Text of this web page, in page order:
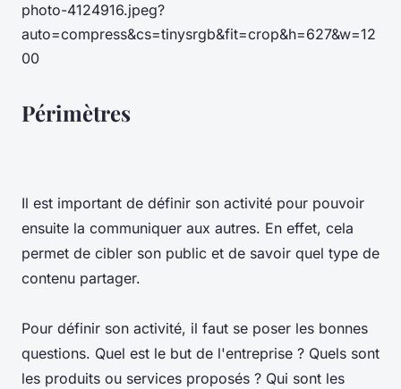
photo-4124916.jpeg?
auto=compress&cs=tinysrgb&fit=crop&h=627&w=12
00
Périmètres
Il est important de définir son activité pour pouvoir
ensuite la communiquer aux autres. En effet, cela
permet de cibler son public et de savoir quel type de
contenu partager.
Pour définir son activité, il faut se poser les bonnes
questions. Quel est le but de l'entreprise ? Quels sont
les produits ou services proposés ? Qui sont les